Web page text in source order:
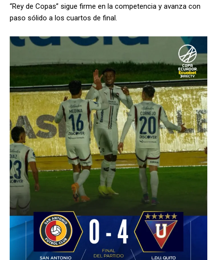
“Rey de Copas” sigue firme en la competencia y avanza con
paso sólido a los cuartos de final.